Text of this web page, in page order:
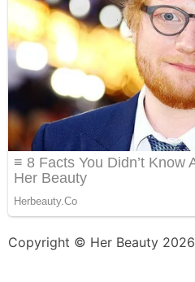
Copyright © Her Beauty 2026